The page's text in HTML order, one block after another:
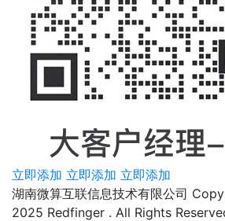
立即添加 立即添加 立即添加
湖南微算互联信息技术有限公司
2025 Redfinger . All Rights